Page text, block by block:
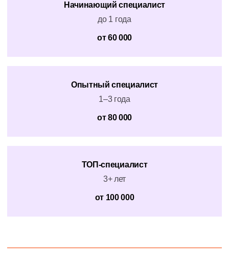
Начинающий специалист
до 1 года
от 60 000
Опытный специалист
1–3 года
от 80 000
ТОП-специалист
3+ лет
от 100 000